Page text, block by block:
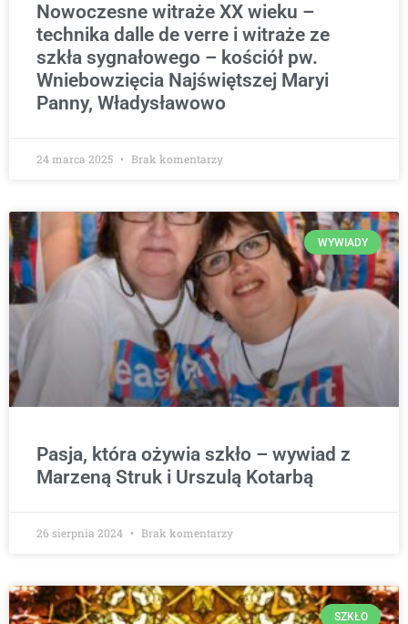
Nowoczesne witraże XX wieku –
technika dalle de verre i witraże ze
szkła sygnałowego – kościół pw.
Wniebowzięcia Najświętszej Maryi
Panny, Władysławowo
24 marca 2025 Brak komentarzy
WYWIADY
Pasja, która ożywia szkło – wywiad z
Marzeną Struk i Urszulą Kotarbą
26 sierpnia 2024 Brak komentarzy
SZKŁO